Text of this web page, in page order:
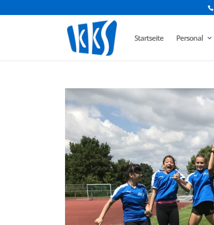
Startseite Personal